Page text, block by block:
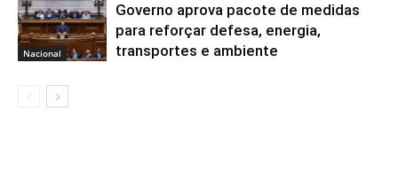
Nacional
Governo aprova pacote de medidas
para reforçar defesa, energia,
transportes e ambiente